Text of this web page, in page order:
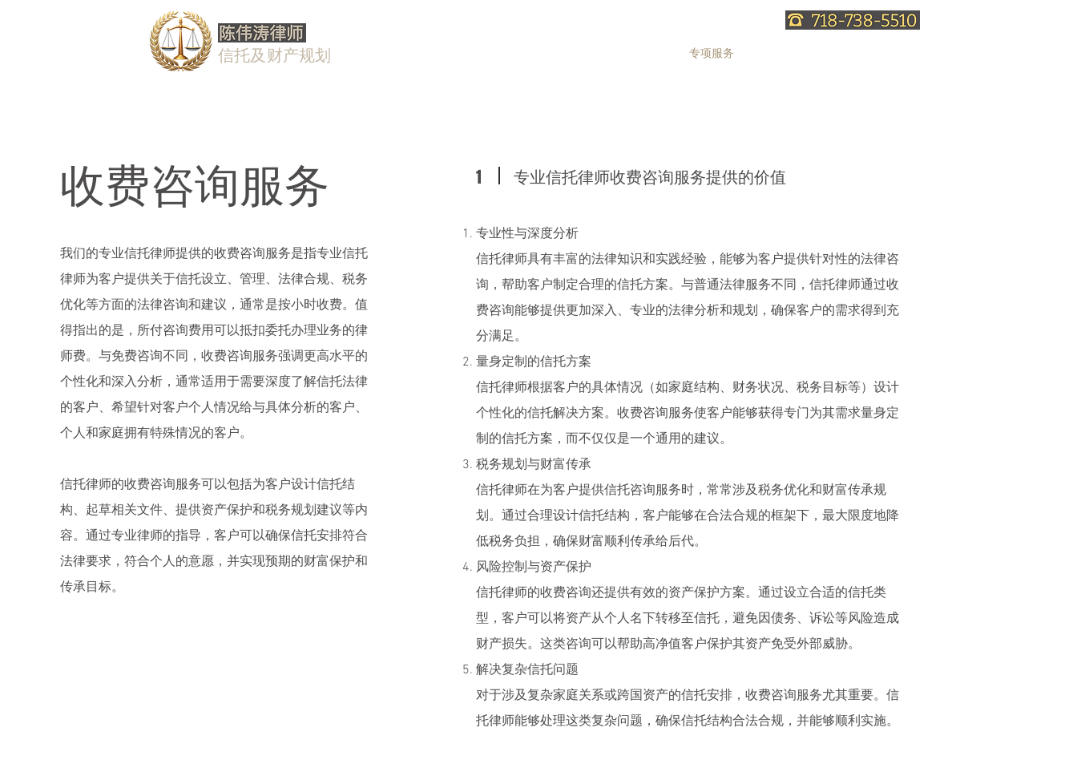
信托及财产规划 专项服务
收费咨询服务
我们的专业信托律师提供的收费咨询服务是指专业信托
律师为客户提供关于信托设立、管理、法律合规、税务
优化等方面的法律咨询和建议，通常是按小时收费。 ​值
得指出的是，所付咨询费用可以抵扣委托办理业务的律
师费。 与免费咨询不同，收费咨询服务强调更高水平的
个性化和深入分析，通常适用于需要深度了解信托法律
的客户、希望针对客户个人情况给与具体分析的客户、
个人和家庭拥有特殊情况的客户。
信托律师的收费咨询服务可以包括为客户设计信托结
构、起草相关文件、提供资产保护和税务规划建议等内
容。通过专业律师的指导，客户可以确保信托安排符合
法律要求，符合个人的意愿，并实现预期的财富保护和
传承目标。
1 专业信托律师收费咨询服务提供的价值
专业性与深度分析
信托律师具有丰富的法律知识和实践经验，能够为客户提供针对性的法律咨
询，帮助客户制定合理的信托方案。与普通法律服务不同，信托律师通过收
费咨询能够提供更加深入、专业的法律分析和规划，确保客户的需求得到充
分满足。
量身定制的信托方案
信托律师根据客户的具体情况（如家庭结构、财务状况、税务目标等）设计
个性化的信托解决方案。收费咨询服务使客户能够获得专门为其需求量身定
制的信托方案，而不仅仅是一个通用的建议。
税务规划与财富传承
信托律师在为客户提供信托咨询服务时，常常涉及税务优化和财富传承规
划。通过合理设计信托结构，客户能够在合法合规的框架下，最大限度地降
低税务负担，确保财富顺利传承给后代。
风险控制与资产保护
信托律师的收费咨询还提供有效的资产保护方案。通过设立合适的信托类
型，客户可以将资产从个人名下转移至信托，避免因债务、诉讼等风险造成
财产损失。这类咨询可以帮助高净值客户保护其资产免受外部威胁。
解决复杂信托问题
对于涉及复杂家庭关系或跨国资产的信托安排，收费咨询服务尤其重要。信
托律师能够处理这类复杂问题，确保信托结构合法合规，并能够顺利实施。